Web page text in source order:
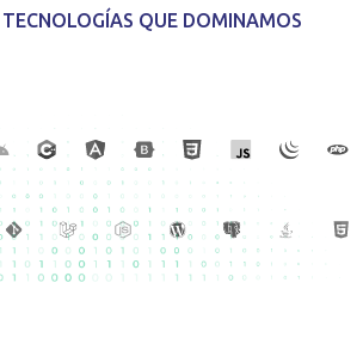
QUE DOMINAMOS